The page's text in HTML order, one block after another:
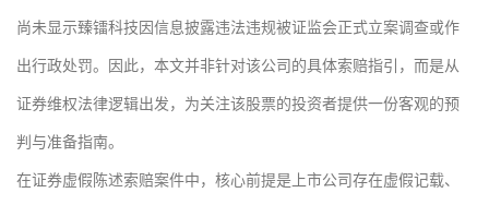
尚未显示臻镭科技因信息披露违法违规被证监会正式立案调查或作
出行政处罚。因此，本文并非针对该公司的具体索赔指引，而是从
证券维权法律逻辑出发，为关注该股票的投资者提供一份客观的预
判与准备指南。
在证券虚假陈述索赔案件中，核心前提是上市公司存在虚假记载、